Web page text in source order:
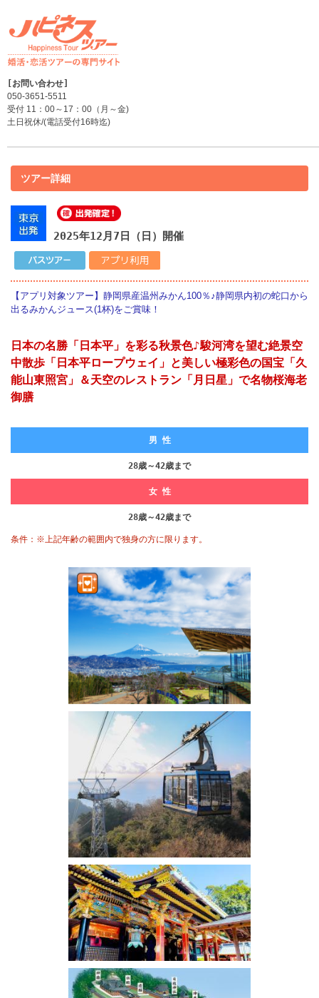
050-3651-5511
受付 11：00～17：00（月～金)
土日祝休/(電話受付16時迄)
ツアー詳細
2025年12月7日（日）開催
【アプリ対象ツアー】静岡県産温州みかん100％♪静岡県内初の蛇口から
出るみかんジュース(1杯)をご賞味！
日本の名勝「日本平」を彩る秋景色♪駿河湾を望む絶景空
中散歩「日本平ロープウェイ」と美しい極彩色の国宝「久
能山東照宮」＆天空のレストラン「月日星」で名物桜海老
御膳
男 性
28歳～42歳まで
女 性
28歳～42歳まで
条件：※上記年齢の範囲内で独身の方に限ります。